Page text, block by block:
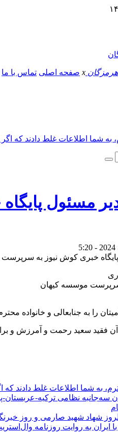
x صفحه اصلی تماس با ما
به شما اطلاعات غلط دادند که
مسئول
سرپرست موسسه کیهان
را به جنابعالی و خانواده
آن فقید سعید رحمت و آمرزش و
به شما اطلاعات غلط دادند
سه‌جانبه نظامی ترکیه-عربستان-
شهاد شهید صارمی و روز
ایران به روایت روزنامه